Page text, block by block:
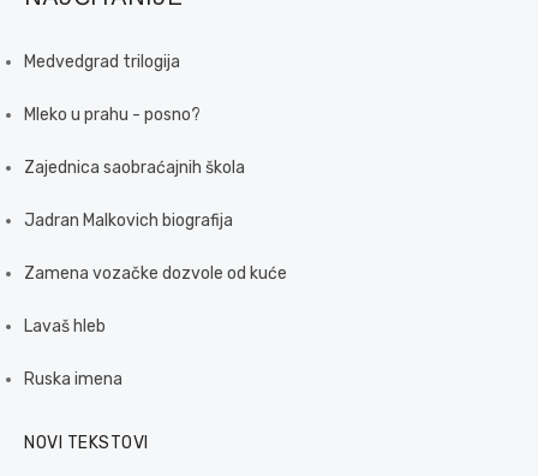
Medvedgrad trilogija
Mleko u prahu - posno?
Zajednica saobraćajnih škola
Jadran Malkovich biografija
Zamena vozačke dozvole od kuće
Lavaš hleb
Ruska imena
NOVI TEKSTOVI